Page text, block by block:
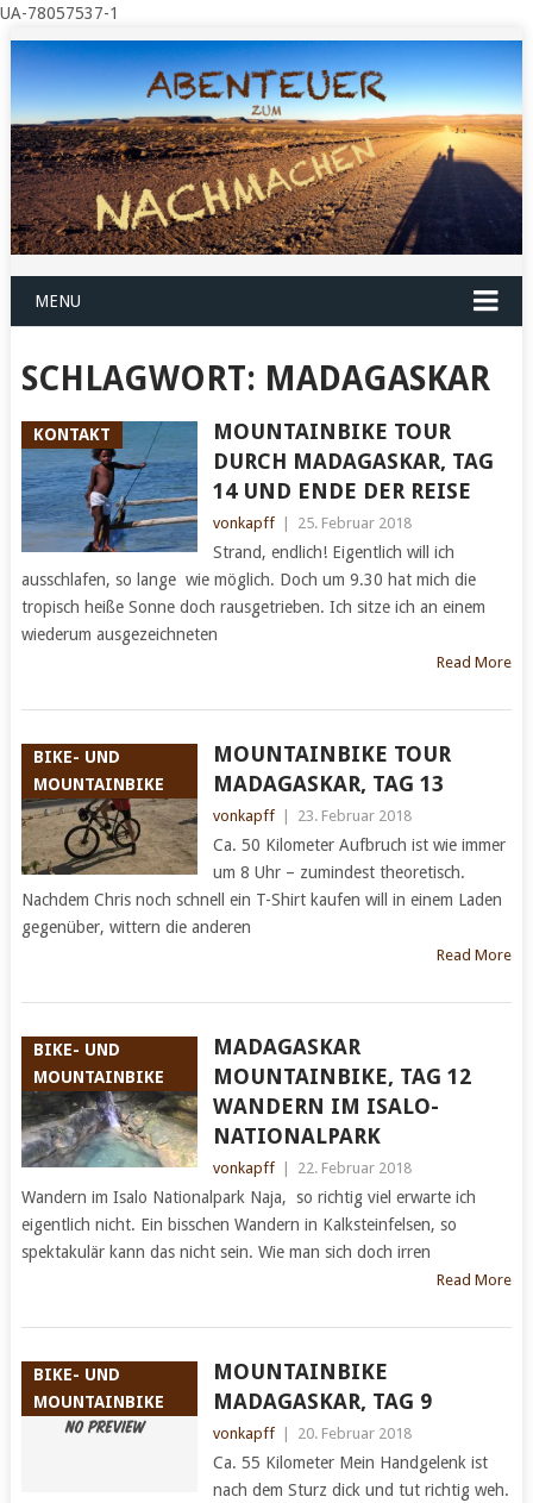
UA-78057537-1
MENU
SCHLAGWORT: MADAGASKAR
KONTAKT
MOUNTAINBIKE TOUR
DURCH MADAGASKAR, TAG
14 UND ENDE DER REISE
vonkapff 25. Februar 2018
Strand, endlich! Eigentlich will ich
ausschlafen, so lange wie möglich. Doch um 9.30 hat mich die
tropisch heiße Sonne doch rausgetrieben. Ich sitze ich an einem
wiederum ausgezeichneten
Read More
BIKE- UND
MOUNTAINBIKE
MOUNTAINBIKE TOUR
MADAGASKAR, TAG 13
vonkapff 23. Februar 2018
Ca. 50 Kilometer Aufbruch ist wie immer
um 8 Uhr – zumindest theoretisch.
Nachdem Chris noch schnell ein T-Shirt kaufen will in einem Laden
gegenüber, wittern die anderen
Read More
BIKE- UND
MOUNTAINBIKE
MADAGASKAR
MOUNTAINBIKE, TAG 12
WANDERN IM ISALO-
NATIONALPARK
vonkapff 22. Februar 2018
Wandern im Isalo Nationalpark Naja, so richtig viel erwarte ich
eigentlich nicht. Ein bisschen Wandern in Kalksteinfelsen, so
spektakulär kann das nicht sein. Wie man sich doch irren
Read More
BIKE- UND
MOUNTAINBIKE
MOUNTAINBIKE
MADAGASKAR, TAG 9
vonkapff 20. Februar 2018
Ca. 55 Kilometer Mein Handgelenk ist
nach dem Sturz dick und tut richtig weh.